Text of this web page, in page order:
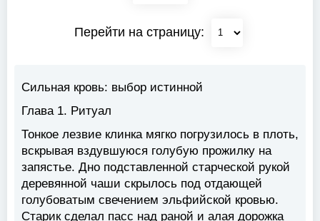
Перейти на страницу:
Сильная кровь: выбор истинной
Глава 1. Ритуал
Тонкое лезвие клинка мягко погрузилось в плоть,
вскрывая вздувшуюся голубую прожилку на
запястье. Дно подставленной старческой рукой
деревянной чаши скрылось под отдающей
голубоватым свечением эльфийской кровью.
Старик сделал пасс над раной и алая дорожка